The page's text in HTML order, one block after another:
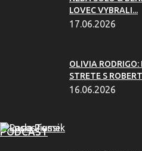
LOVEC VYBRALI...
17.06.2026
OLIVIA
STRETE S
16.06.2026
PODCAST